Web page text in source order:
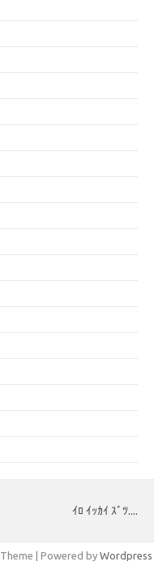
ｲﾛ ｲｯｶｲ ｽﾞﾂ....
Theme | Powered by Wordpress